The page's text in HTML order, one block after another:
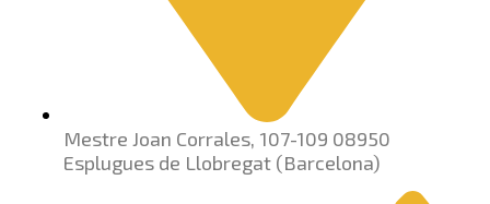
Mestre Joan Corrales, 107-109 08950
Esplugues de Llobregat (Barcelona)